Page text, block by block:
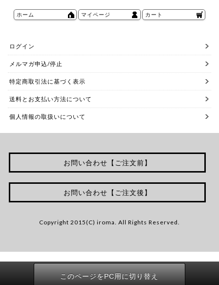
ホーム マイページ カート
ログイン
メルマガ申込/停止
特定商取引法に基づく表示
送料とお支払い方法について
個人情報の取扱いについて
お問い合わせ【ご注文前】
お問い合わせ【ご注文後】
Copyright 2015(C) iroma. All Rights Reserved.
このページをPC用に切り替え